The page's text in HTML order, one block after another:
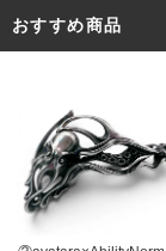
おすすめ商品